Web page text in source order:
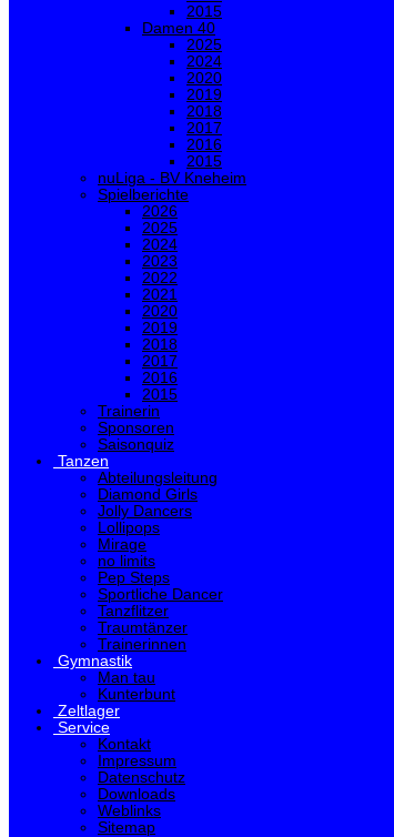
2015
Damen 40
2025
2024
2020
2019
2018
2017
2016
2015
nuLiga - BV Kneheim
Spielberichte
2026
2025
2024
2023
2022
2021
2020
2019
2018
2017
2016
2015
Trainerin
Sponsoren
Saisonquiz
Tanzen
Abteilungsleitung
Diamond Girls
Jolly Dancers
Lollipops
Mirage
no limits
Pep Steps
Sportliche Dancer
Tanzflitzer
Traumtänzer
Trainerinnen
Gymnastik
Man tau
Kunterbunt
Zeltlager
Service
Kontakt
Impressum
Datenschutz
Downloads
Weblinks
Sitemap